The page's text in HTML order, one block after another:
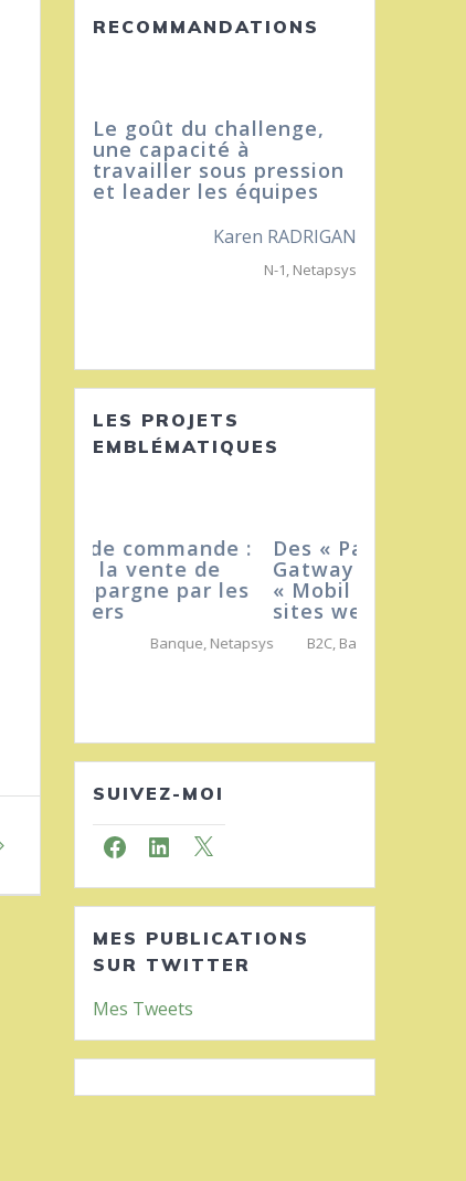
RECOMMANDATIONS
Le goût du challenge,
une capacité à
travailler sous pression
et leader les équipes
Karen RADRIGAN
N-1, Netapsys
LES PROJETS
EMBLÉMATIQUES
Des « Payment
Gatway » pour payer en
« Mobil Money » des
sites web
B2C,Banque,e-commerce Mobile,
FacebookLinkedIn
X
MES PUBLICATIONS